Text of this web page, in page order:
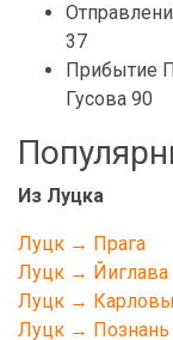
37
Прибытие
Гусова 90
Из Луцка
Луцк → Прага
Луцк → Йиглава
Луцк →
Луцк → Познань